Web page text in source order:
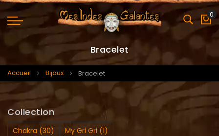
0
Bracelet
Accueil Bijoux Bracelet
Collection
Chakra (30) My Gri Gri (1)